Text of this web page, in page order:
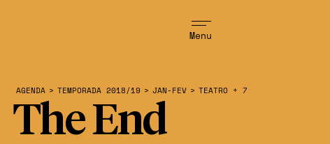
Menu
The End
AGENDA > TEMPORADA 2018/19 > JAN-FEV > TEATRO + 7